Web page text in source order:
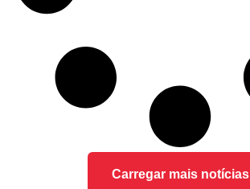
Carregar mais notícias